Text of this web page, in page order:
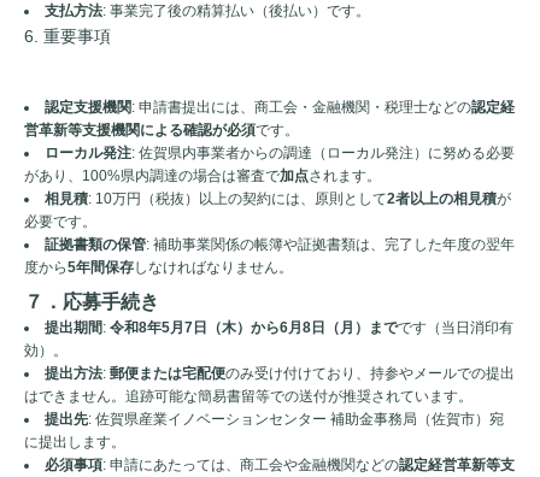
支払方法: 事業完了後の精算払い（後払い）です。
6. 重要事項
認定支援機関: 申請書提出には、商工会・金融機関・税理士などの認定経
営革新等支援機関による確認が必須です。
ローカル発注: 佐賀県内事業者からの調達（ローカル発注）に努める必要
があり、100%県内調達の場合は審査で加点されます。
相見積: 10万円（税抜）以上の契約には、原則として2者以上の相見積が
必要です。
証拠書類の保管: 補助事業関係の帳簿や証拠書類は、完了した年度の翌年
度から5年間保存しなければなりません。
７．応募手続き
提出期間: 令和8年5月7日（木）から6月8日（月）までです（当日消印有
効）。
提出方法: 郵便または宅配便のみ受け付けており、持参やメールでの提出
はできません。追跡可能な簡易書留等での送付が推奨されています。
提出先: 佐賀県産業イノベーションセンター 補助金事務局（佐賀市）宛
に提出します。
必須事項: 申請にあたっては、商工会や金融機関などの認定経営革新等支